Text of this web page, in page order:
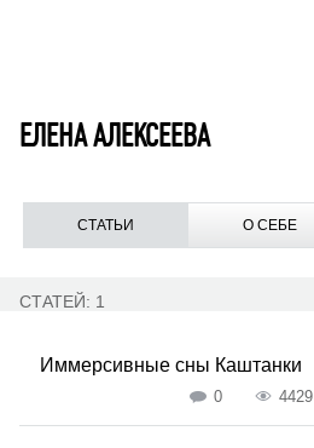
ЕЛЕНА АЛЕКСЕЕВА
СТАТЬИ О СЕБЕ
СТАТЕЙ: 1
Иммерсивные сны Каштанки
0 4429